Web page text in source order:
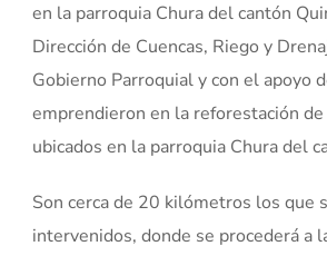
en la parroquia Chura del cantón
Dirección de Cuencas, Riego y
Gobierno Parroquial y con el apoyo
emprendieron en la reforestación
ubicados en la parroquia Chura del
Son cerca de 20 kilómetros los que
intervenidos, donde se procederá a